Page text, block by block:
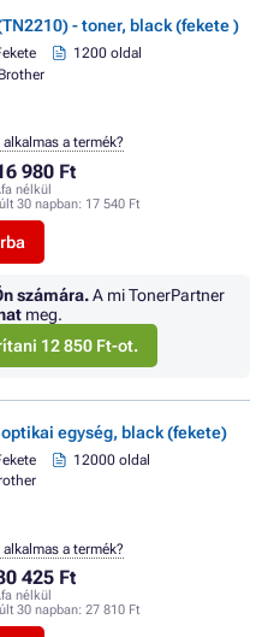
- toner, black (fekete )
1200 oldal
Brother
980 Ft
nélkül
30 napban: 17 540 Ft
a termék?
számára.A mi TonerPartner
meg.
12 850 Ft-ot.
egység, black (fekete)
12000 oldal
425 Ft
nélkül
30 napban: 27 810 Ft
a termék?